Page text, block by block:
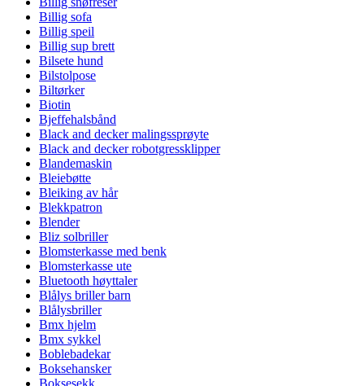
Billig sofa
Billig speil
Billig sup brett
Bilsete hund
Bilstolpose
Biltørker
Biotin
Bjeffehalsbånd
Black and decker malingssprøyte
Black and decker robotgressklipper
Blandemaskin
Bleiebøtte
Bleiking av hår
Blekkpatron
Blender
Bliz solbriller
Blomsterkasse med benk
Blomsterkasse ute
Bluetooth høyttaler
Blålys briller barn
Blålysbriller
Bmx hjelm
Bmx sykkel
Boblebadekar
Boksehansker
Boksesekk